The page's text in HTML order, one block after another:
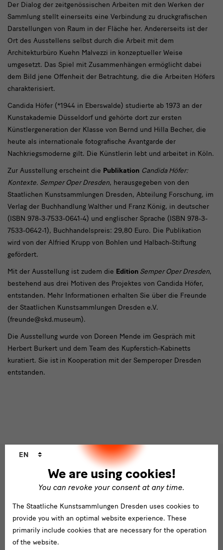
Der Dialog der zeitgenössischen Arbeiten mit den Werken der
Sammlung stellt einerseits eine Verbindung zu druckgrafischen
Darstellungen von Raum in der Fläche her. Andererseits ist der
Ort des Ausstellens selbst durch die Arbeit mit dem
Architekturbüro Kuehn Malvezzi in konzeptueller Weise
umgesetzt. Das Spiel mit Zusammenhängen ermöglicht dabei
dem Bild jene Offenheit der Betrachtung, die die Arbeiten Höfers
charakterisiert.
Candida Höfer (*1944 in Eberswalde) studierte ab 1973 an der
Kunstakademie Düsseldorf und gehörte dort zur ersten
Künstlergeneration der Klasse von Bernd und Hilla Becher, die
heute als internationale fotografische Avantgarde der
Nachkriegsmoderne gilt. Die Künstlerin lebt und arbeitet in Köln.
Zur Ausstellung erscheint die Publikation Candida Höfer:
Kontexte. Semper Oper Dresden, herausgegeben von den
Staatlichen Kunstsammlungen Dresden, Abteilung Forschung, im
Verlag der Buchhandlung Walther und Franz König, in deutscher
(ISBN 978-3-7533-0641-4) und englischer Sprache (ISBN 978-3-
7533-0642-1), Buchhandelspreis: 29,80 Euro. Die Publikation
wird von der Alfried Krupp von Bohlen und Halbach-Stiftung
gefördert.
Mit der Ausstellung ist zudem die Edition Semper Oper Dresden,
bestehend aus drei Motiven des Projektes von Candida Höfer,
entstanden. Mehr Informationen erhalten Sie über die Freunde
der Staatlichen Kunstsammlungen Dresden e.V.
(freunde@skd.museum).
Die Ausstellung wurde von Doreen Mende im Gespräch mit
Herbert Burkert und dem Team des Kupferstich-Kabinetts
kuratiert. Sie ist in Kooperation mit der Semperoper Dresden
entstanden.
We are using cookies!
You can revoke your consent at any time.
Language
EN
The Staatliche Kunstsammlungen Dresden uses cookies to
provide you with an optimal website experience. These
primarily include cookies that are necessary for the operation
of the website.
Media
and
Newsletter
Facebook
X YoutubeInstagram
SKD
Newsletter